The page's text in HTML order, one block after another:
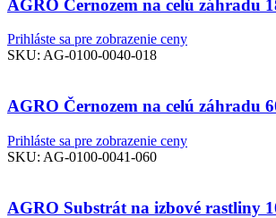
AGRO Černozem na celú záhradu
Prihláste sa pre zobrazenie ceny
SKU: AG-0100-0040-018
AGRO Černozem na celú záhradu
Prihláste sa pre zobrazenie ceny
SKU: AG-0100-0041-060
AGRO Substrát na izbové rastliny